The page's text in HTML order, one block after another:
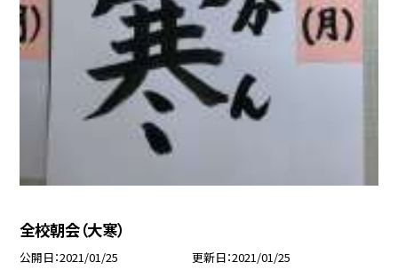
全校朝会（大寒）
公開日 2021/01/25 更新日 2021/01/25